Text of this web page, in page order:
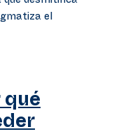
que desmitifica
el
qué